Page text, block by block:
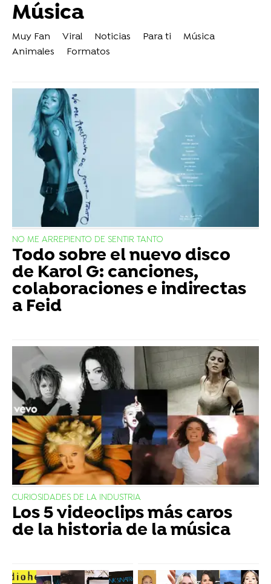
Música
Muy Fan Viral Noticias Para ti
Música
Animales
Formatos
NO ME ARREPIENTO DE SENTIR TANTO
Todo sobre el nuevo disco
de Karol G: canciones,
colaboraciones e indirectas
a Feid
CURIOSIDADES DE LA INDUSTRIA
Los 5 videoclips más caros
de la historia de la música